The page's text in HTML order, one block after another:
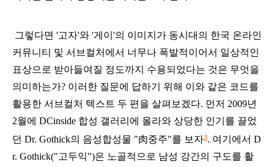
그렇다면 '고자'와 '게이'의 이미지가 동시대의 한국 온라인
커뮤니티 및 서브컬처에서 너무나 폭발적이어서 일상적인
표상으로 받아들여질 정도까지 수용되었다는 것은 무엇을
의미하는가? 이러한 질문에 답하기 위해 이와 같은 코드를
활용한 서브컬처 텍스트 두 편을 살펴보겠다. 먼저 2009년
2월에 DCinside 합성 갤러리에 올라와 상당한 인기를 끌었
던 Dr. Gothick의 음성합성물 "肉중주"를 보자3. 여기에서 D
r. Gothick("고두익")은 노골적으로 남성 강간의 구도를 활